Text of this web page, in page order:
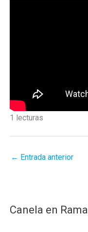
1 lecturas
← Entrada anterior
Canela en Rama